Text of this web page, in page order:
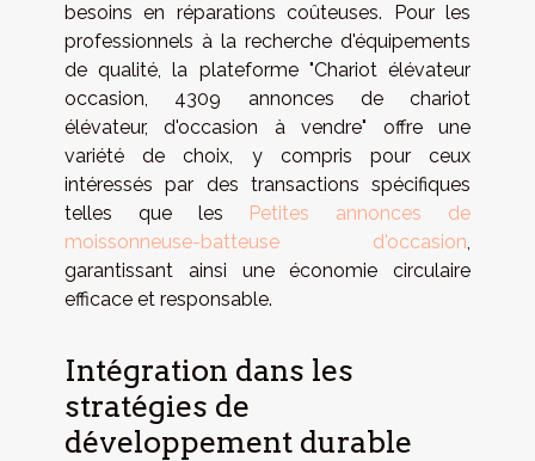
besoins en réparations coûteuses. Pour les
professionnels à la recherche d'équipements
de qualité, la plateforme "Chariot élévateur
occasion, 4309 annonces de chariot
élévateur, d'occasion à vendre" offre une
variété de choix, y compris pour ceux
intéressés par des transactions spécifiques
telles que les Petites annonces de
moissonneuse-batteuse d'occasion,
garantissant ainsi une économie circulaire
efficace et responsable.
Intégration dans les
stratégies de
développement durable